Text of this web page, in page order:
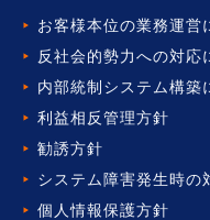
お客様本位の業務運営
反社会的勢力への対応
内部統制システム構築
利益相反管理方針
勧誘方針
システム障害発生時の
個人情報保護方針